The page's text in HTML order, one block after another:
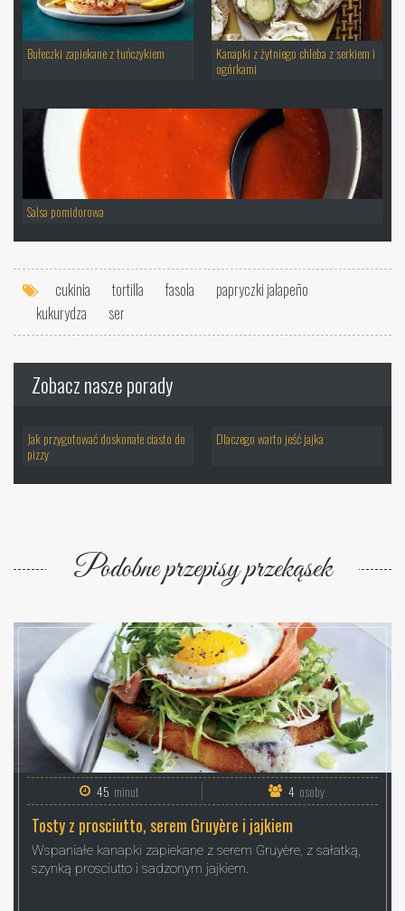
Bułeczki zapiekane z tuńczykiem
Kanapki z żytniego chleba z serkiem i
ogórkami
Salsa pomidorowa
cukinia tortilla fasola
papryczki jalapeño
kukurydza
ser
Zobacz nasze porady
Jak przygotować doskonałe ciasto do
pizzy
Dlaczego warto jeść jajka
Podobne przepisy przekąsek
45 minut 4 osoby
Tosty z prosciutto, serem Gruyère i jajkiem
Wspaniałe kanapki zapiekane z serem Gruyère, z sałatką,
szynką prosciutto i sadzonym jajkiem.